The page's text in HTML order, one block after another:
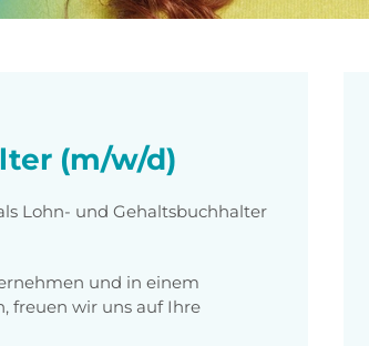
(m/w/d)
Lohn- und Gehaltsbuchhalter
und in einem
freuen wir uns auf Ihre